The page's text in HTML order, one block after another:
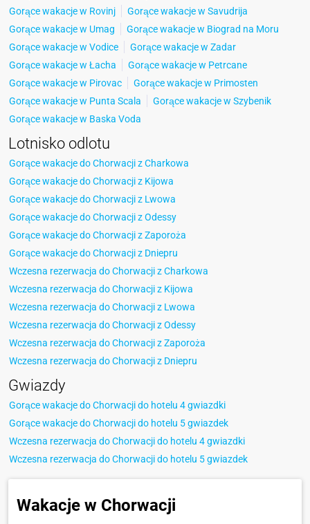
Gorące wakacje w Rovinj
Gorące wakacje w Savudrija
Gorące wakacje w Umag
Gorące wakacje w Biograd na Moru
Gorące wakacje w Vodice
Gorące wakacje w Zadar
Gorące wakacje w Łacha
Gorące wakacje w Petrcane
Gorące wakacje w Pirovac
Gorące wakacje w Primosten
Gorące wakacje w Punta Scala
Gorące wakacje w Szybenik
Gorące wakacje w Baska Voda
Lotnisko odlotu
Gorące wakacje do Chorwacji z Charkowa
Gorące wakacje do Chorwacji z Kijowa
Gorące wakacje do Chorwacji z Lwowa
Gorące wakacje do Chorwacji z Odessy
Gorące wakacje do Chorwacji z Zaporoża
Gorące wakacje do Chorwacji z Dniepru
Wczesna rezerwacja do Chorwacji z Charkowa
Wczesna rezerwacja do Chorwacji z Kijowa
Wczesna rezerwacja do Chorwacji z Lwowa
Wczesna rezerwacja do Chorwacji z Odessy
Wczesna rezerwacja do Chorwacji z Zaporoża
Wczesna rezerwacja do Chorwacji z Dniepru
Gwiazdy
Gorące wakacje do Chorwacji do hotelu 4 gwiazdki
Gorące wakacje do Chorwacji do hotelu 5 gwiazdek
Wczesna rezerwacja do Chorwacji do hotelu 4 gwiazdki
Wczesna rezerwacja do Chorwacji do hotelu 5 gwiazdek
Wakacje w Chorwacji